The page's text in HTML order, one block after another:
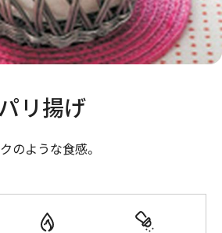
リ揚げ
のような食感。